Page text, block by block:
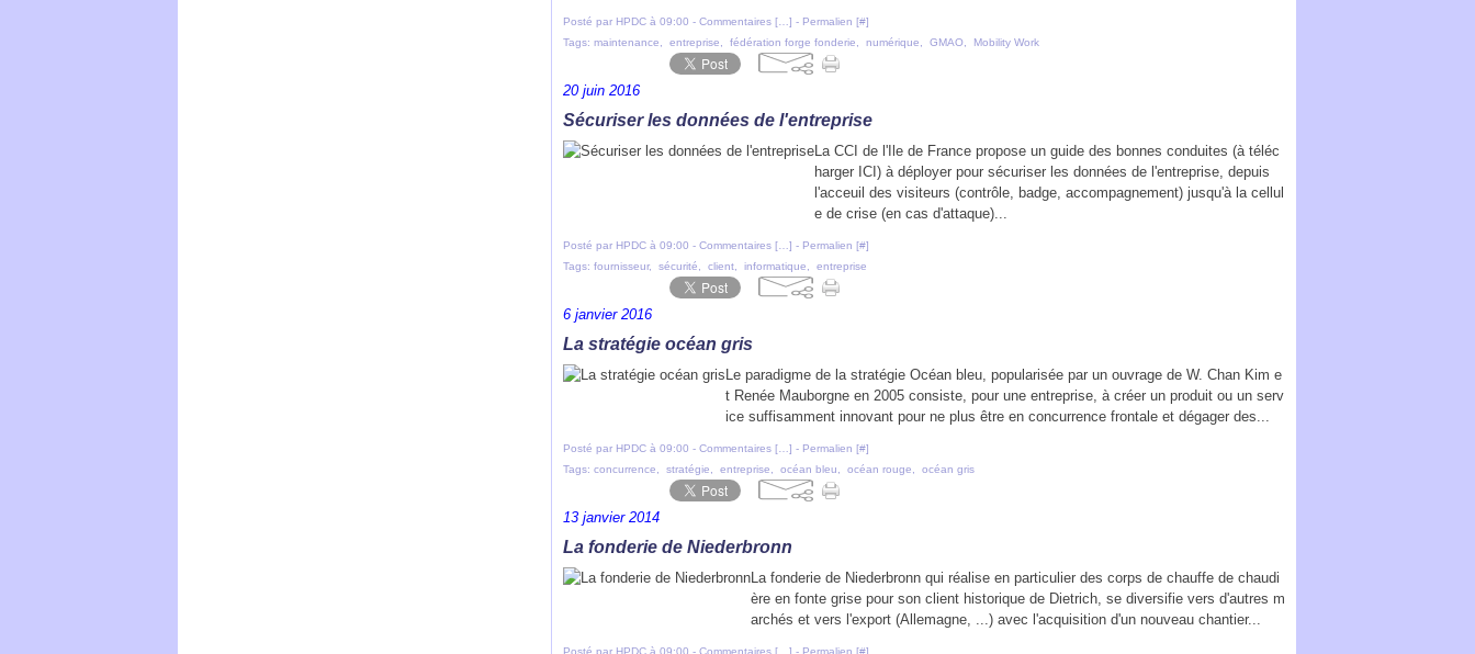
Posté par HPDC à 09:00 - Commentaires [ ] - Permalien [#]
Tags: maintenance entreprise fédération forge fonderie numérique GMAO Mobility Work
20 juin 2016
Sécuriser les données de l'entreprise
La CCI de l'Ile de France propose un guide des bonnes conduites (à téléc
harger ICI) à déployer pour sécuriser les données de l'entreprise, depuis
l'acceuil des visiteurs (contrôle, badge, accompagnement) jusqu'à la cellul
e de crise (en cas d'attaque)...
Posté par HPDC à 09:00 - Commentaires [ ] - Permalien [#]
Tags: fournisseur, sécurité client informatique entreprise
6 janvier 2016
La stratégie océan gris
Le paradigme de la stratégie Océan bleu, popularisée par un ouvrage de W. Chan Kim e
t Renée Mauborgne en 2005 consiste, pour une entreprise, à créer un produit ou un serv
ice suffisamment innovant pour ne plus être en concurrence frontale et dégager des...
Posté par HPDC à 09:00 - Commentaires [ ] - Permalien [#]
Tags: concurrence stratégie entreprise océan bleu océan rouge océan gris
13 janvier 2014
La fonderie de Niederbronn
La fonderie de Niederbronn qui réalise en particulier des corps de chauffe de chaudi
ère en fonte grise pour son client historique de Dietrich, se diversifie vers d'autres m
archés et vers l'export (Allemagne, ...) avec l'acquisition d'un nouveau chantier...
Posté par HPDC à 09:00 - Commentaires [ ] - Permalien [#]